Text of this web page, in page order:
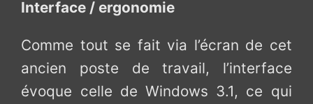
Interface / ergonomie
Comme tout se fait via l’écran de cet
ancien poste de travail, l’interface
évoque celle de Windows 3.1, ce qui